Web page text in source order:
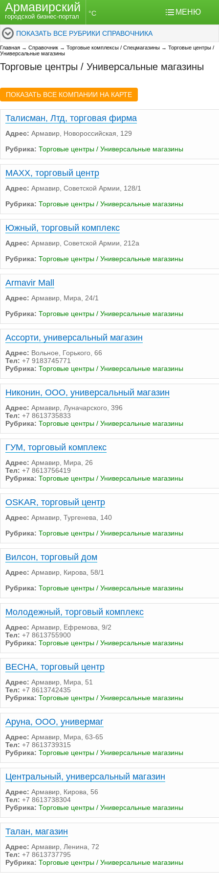
Армавирский
городской бизнес-портал °C МЕНЮ
ПОКАЗАТЬ ВСЕ РУБРИКИ СПРАВОЧНИКА
Главная → Справочник → Торговые комплексы / Спецмагазины → Торговые центры /
Универсальные магазины
Торговые центры / Универсальные магазины
ПОКАЗАТЬ ВСЕ КОМПАНИИ НА КАРТЕ
Талисман, Лтд, торговая фирма
Адрес: Армавир, Новороссийская, 129
Рубрика: Торговые центры / Универсальные магазины
MAXX, торговый центр
Адрес: Армавир, Советской Армии, 128/1
Рубрика: Торговые центры / Универсальные магазины
Южный, торговый комплекс
Адрес: Армавир, Советской Армии, 212а
Рубрика: Торговые центры / Универсальные магазины
Armavir Mall
Адрес: Армавир, Мира, 24/1
Рубрика: Торговые центры / Универсальные магазины
Ассорти, универсальный магазин
Адрес: Вольное, Горького, 66
Тел: +7 9183745771
Рубрика: Торговые центры / Универсальные магазины
Никонин, ООО, универсальный магазин
Адрес: Армавир, Луначарского, 396
Тел: +7 8613735833
Рубрика: Торговые центры / Универсальные магазины
ГУМ, торговый комплекс
Адрес: Армавир, Мира, 26
Тел: +7 8613756419
Рубрика: Торговые центры / Универсальные магазины
OSKAR, торговый центр
Адрес: Армавир, Тургенева, 140
Рубрика: Торговые центры / Универсальные магазины
Вилсон, торговый дом
Адрес: Армавир, Кирова, 58/1
Рубрика: Торговые центры / Универсальные магазины
Молодежный, торговый комплекс
Адрес: Армавир, Ефремова, 9/2
Тел: +7 8613755900
Рубрика: Торговые центры / Универсальные магазины
ВЕСНА, торговый центр
Адрес: Армавир, Мира, 51
Тел: +7 8613742435
Рубрика: Торговые центры / Универсальные магазины
Аруна, ООО, универмаг
Адрес: Армавир, Мира, 63-65
Тел: +7 8613739315
Рубрика: Торговые центры / Универсальные магазины
Центральный, универсальный магазин
Адрес: Армавир, Кирова, 56
Тел: +7 8613738304
Рубрика: Торговые центры / Универсальные магазины
Талан, магазин
Адрес: Армавир, Ленина, 72
Тел: +7 8613737795
Рубрика: Торговые центры / Универсальные магазины